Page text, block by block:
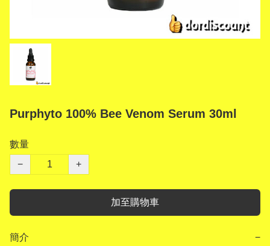
Purphyto 100% Bee Venom Serum 30ml
數量
−
+
加至購物車
簡介 −